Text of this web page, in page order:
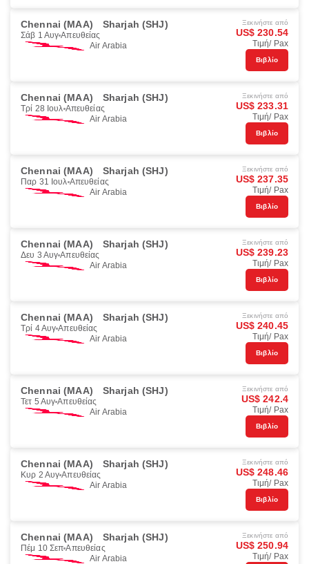
Chennai (MAA) Sharjah (SHJ)
Σάβ 1 Αυγ Απευθείας
Air Arabia
Ξεκινήστε από
US$ 230.54
Τιμή/ Pax
Βιβλίο
Chennai (MAA) Sharjah (SHJ)
Τρί 28 Ιουλ Απευθείας
Air Arabia
Ξεκινήστε από
US$ 233.31
Τιμή/ Pax
Βιβλίο
Chennai (MAA) Sharjah (SHJ)
Παρ 31 Ιουλ Απευθείας
Air Arabia
Ξεκινήστε από
US$ 237.35
Τιμή/ Pax
Βιβλίο
Chennai (MAA) Sharjah (SHJ)
Δευ 3 Αυγ Απευθείας
Air Arabia
Ξεκινήστε από
US$ 239.23
Τιμή/ Pax
Βιβλίο
Chennai (MAA) Sharjah (SHJ)
Τρί 4 Αυγ Απευθείας
Air Arabia
Ξεκινήστε από
US$ 240.45
Τιμή/ Pax
Βιβλίο
Chennai (MAA) Sharjah (SHJ)
Τετ 5 Αυγ Απευθείας
Air Arabia
Ξεκινήστε από
US$ 242.4
Τιμή/ Pax
Βιβλίο
Chennai (MAA) Sharjah (SHJ)
Κυρ 2 Αυγ Απευθείας
Air Arabia
Ξεκινήστε από
US$ 248.46
Τιμή/ Pax
Βιβλίο
Chennai (MAA) Sharjah (SHJ)
Πέμ 10 Σεπ Απευθείας
Air Arabia
Ξεκινήστε από
US$ 250.94
Τιμή/ Pax